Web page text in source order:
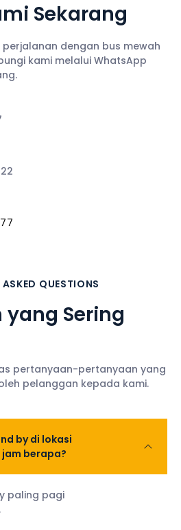
Sekarang
dengan bus mewah
kami melalui WhatsApp
ASKED QUESTIONS
Sering
pertanyaan-pertanyaan yang
pelanggan kepada kami.
by di lokasi
berapa?
paling pagi